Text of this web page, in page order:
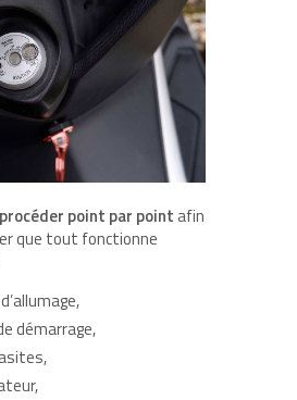
procéder point par point afin
que tout fonctionne
démarrage,